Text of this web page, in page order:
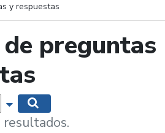
y respuestas
preguntas
Mostrar opciones de búsqueda